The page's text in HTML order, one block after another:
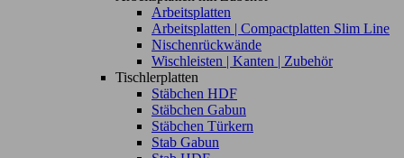
Arbeitsplatten
Arbeitsplatten | Compactplatten Slim Line
Nischenrückwände
Wischleisten | Kanten | Zubehör
Tischlerplatten
Stäbchen HDF
Stäbchen Gabun
Stäbchen Türkern
Stab Gabun